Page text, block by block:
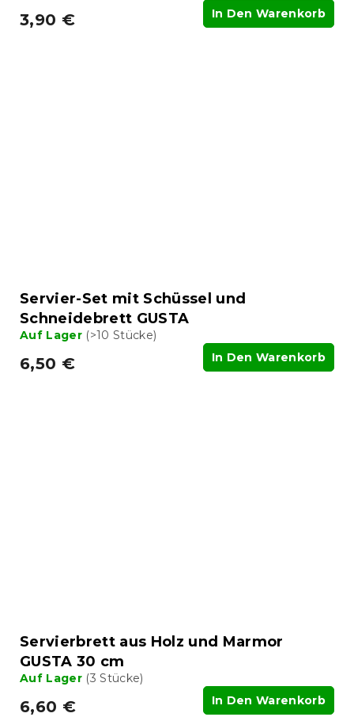
3,90 € In Den Warenkorb
Servier-Set mit Schüssel und
Schneidebrett GUSTA
Auf Lager (>10 Stücke)
6,50 € In Den Warenkorb
Servierbrett aus Holz und Marmor
GUSTA 30 cm
Auf Lager (3 Stücke)
6,60 € In Den Warenkorb